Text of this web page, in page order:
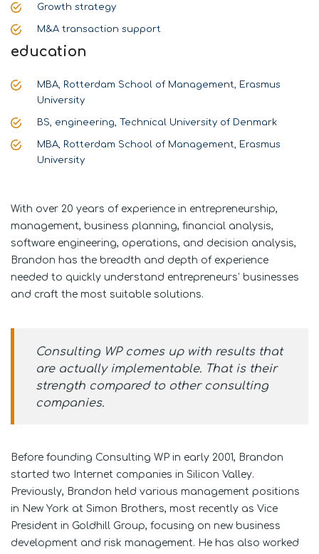
Growth strategy
M&A transaction support
education
MBA, Rotterdam School of Management, Erasmus
University
BS, engineering, Technical University of Denmark
MBA, Rotterdam School of Management, Erasmus
University
With over 20 years of experience in entrepreneurship,
management, business planning, financial analysis,
software engineering, operations, and decision analysis,
Brandon has the breadth and depth of experience
needed to quickly understand entrepreneurs’ businesses
and craft the most suitable solutions.
Consulting WP comes up with results that
are actually implementable. That is their
strength compared to other consulting
companies.
Before founding Consulting WP in early 2001, Brandon
started two Internet companies in Silicon Valley.
Previously, Brandon held various management positions
in New York at Simon Brothers, most recently as Vice
President in Goldhill Group, focusing on new business
development and risk management. He has also worked